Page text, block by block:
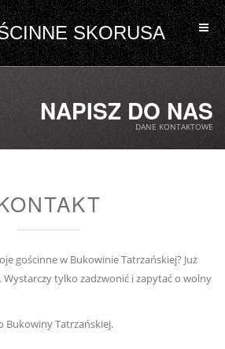
SKORUSA
NAPISZ DO NAS
DANE KONTAKTOWE
gościnne w Bukowinie Tatrzańskiej? Już
Wystarczy tylko zadzwonić i zapytać o wolny
Bukowiny Tatrzańskiej.